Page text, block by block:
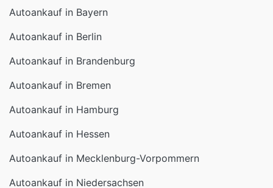
Autoankauf in Bayern
Autoankauf in Berlin
Autoankauf in Brandenburg
Autoankauf in Bremen
Autoankauf in Hamburg
Autoankauf in Hessen
Autoankauf in Mecklenburg-Vorpommern
Autoankauf in Niedersachsen